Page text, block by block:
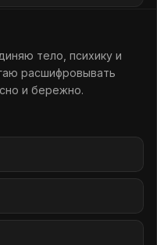
тело, психику и
расшифровывать
и бережно.